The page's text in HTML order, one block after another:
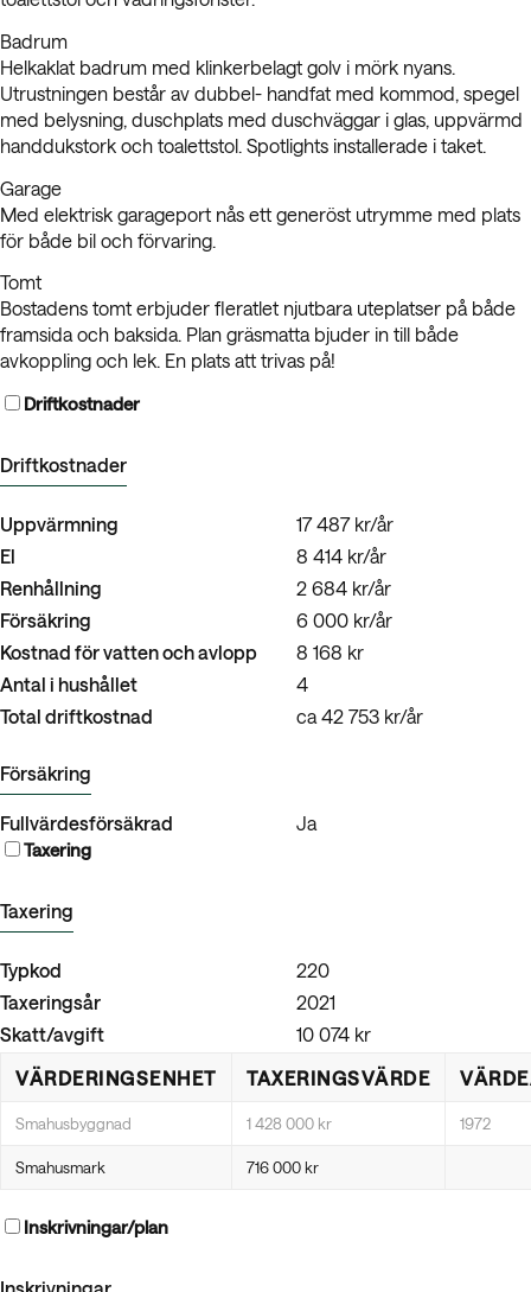
Badrum
Helkaklat badrum med klinkerbelagt golv i mörk nyans.
Utrustningen består av dubbel- handfat med kommod, spegel
med belysning, duschplats med duschväggar i glas, uppvärmd
handdukstork och toalettstol. Spotlights installerade i taket.
Garage
Med elektrisk garageport nås ett generöst utrymme med plats
för både bil och förvaring.
Tomt
Bostadens tomt erbjuder fleratlet njutbara uteplatser på både
framsida och baksida. Plan gräsmatta bjuder in till både
avkoppling och lek. En plats att trivas på!
Driftkostnader
Driftkostnader
Uppvärmning
17 487 kr/år
El
8 414 kr/år
Renhållning
2 684 kr/år
Försäkring
6 000 kr/år
Kostnad för vatten och avlopp
8 168 kr
Antal i hushållet
4
Total driftkostnad
ca 42 753 kr/år
Försäkring
Fullvärdesförsäkrad Ja
Taxering
Taxering
Typkod
220
Taxeringsår
2021
Skatt/avgift
10 074 kr
VÄRDERINGSENHET
TAXERINGSVÄRDE
Smahusbyggnad 1 428 000 kr 1972
Smahusmark 716 000 kr
Inskrivningar/plan
Inskrivningar